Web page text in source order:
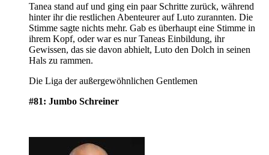
Tanea stand auf und ging ein paar Schritte zurück, während
hinter ihr die restlichen Abenteurer auf Luto zurannten. Die
Stimme sagte nichts mehr. Gab es überhaupt eine Stimme in
ihrem Kopf, oder war es nur Taneas Einbildung, ihr
Gewissen, das sie davon abhielt, Luto den Dolch in seinen
Hals zu rammen.
Die Liga der außergewöhnlichen Gentlemen
#81: Jumbo Schreiner